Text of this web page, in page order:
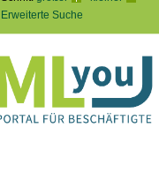
Erweiterte Suche